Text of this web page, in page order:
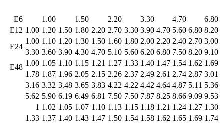
6.80
4.70
3.30
2.20
1.50
1.00
E6
8.20
6.80
5.60
4.70
3.90
3.30
2.70
2.20
1.80
1.50
1.20
1.00
E12
3.00
2.70
2.40
2.20
2.00
1.80
1.60
1.50
1.30
1.20
1.10
1.00
E24
9.10
8.20
7.50
6.80
6.20
5.60
5.10
4.70
4.30
3.90
3.60
3.30
1.69
1.62
1.54
1.47
1.40
1.33
1.27
1.21
1.15
1.10
1.05
1.00
E48
3.01
2.87
2.74
2.61
2.49
2.37
2.26
2.15
2.05
1.96
1.87
1.78
5.36
5.11
4.87
4.64
4.42
4.22
4.22
3.83
3.65
3.48
3.32
3.16
9.53
9.09
8.66
8.25
7.87
7.50
7.50
6.81
6.49
6.19
5.90
5.62
1.30
1.27
1.24
1.21
1.18
1.15
1.13
1.10
1.07
1.05
1.02
1
1.74
1.69
1.65
1.62
1.58
1.54
1.50
1.47
1.43
1.40
1.37
1.33